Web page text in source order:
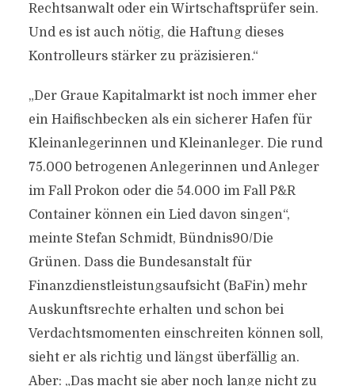
Rechtsanwalt oder ein Wirtschaftsprüfer sein.
Und es ist auch nötig, die Haftung dieses
Kontrolleurs stärker zu präzisieren.“
„Der Graue Kapitalmarkt ist noch immer eher
ein Haifischbecken als ein sicherer Hafen für
Kleinanlegerinnen und Kleinanleger. Die rund
75.000 betrogenen Anlegerinnen und Anleger
im Fall Prokon oder die 54.000 im Fall P&R
Container können ein Lied davon singen“,
meinte Stefan Schmidt, Bündnis90/Die
Grünen. Dass die Bundesanstalt für
Finanzdienstleistungsaufsicht (BaFin) mehr
Auskunftsrechte erhalten und schon bei
Verdachtsmomenten einschreiten können soll,
sieht er als richtig und längst überfällig an.
Aber: „Das macht sie aber noch lange nicht zu